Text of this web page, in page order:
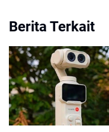
Berita Terkait